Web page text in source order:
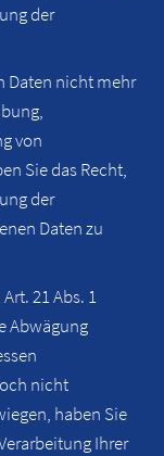
der
Daten nicht mehr
von
Sie das Recht,
der
Daten zu
21 Abs. 1
Abwägung
nicht
haben Sie
Ihrer